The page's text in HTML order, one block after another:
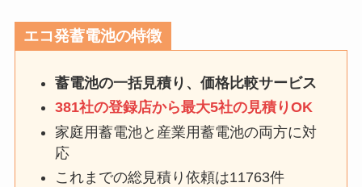
エコ発蓄電池の特徴
蓄電池の一括見積り、価格比較サービス
381社の登録店から最大5社の見積りOK
家庭用蓄電池と産業用蓄電池の両方に対
応
これまでの総見積り依頼は11763件